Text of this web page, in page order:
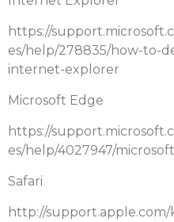
https://
es/help/278835/how-to-
internet-explorer
Microsoft Edge
https://
es/help/4027947/
Safari
http://